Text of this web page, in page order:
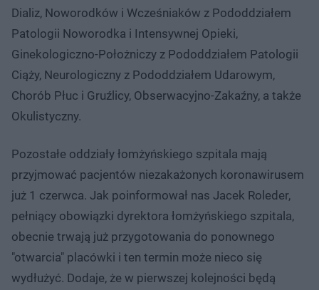
Dializ, Noworodków i Wcześniaków z Pododdziałem
Patologii Noworodka i Intensywnej Opieki,
Ginekologiczno-Położniczy z Pododdziałem Patologii
Ciąży, Neurologiczny z Pododdziałem Udarowym,
Chorób Płuc i Gruźlicy, Obserwacyjno-Zakaźny, a także
Okulistyczny.
Pozostałe oddziały łomżyńskiego szpitala mają
przyjmować pacjentów niezakażonych koronawirusem
już 1 czerwca. Jak poinformował nas Jacek Roleder,
pełniący obowiązki dyrektora łomżyńskiego szpitala,
obecnie trwają już przygotowania do ponownego
"otwarcia" placówki i ten termin może nieco się
wydłużyć. Dodaje, że w pierwszej kolejności będą